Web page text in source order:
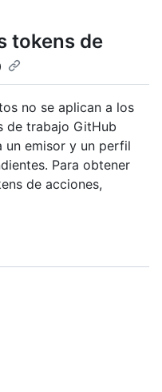
tokens de
no se aplican a los
de trabajo GitHub
un emisor y un perfil
Para obtener
de acciones,